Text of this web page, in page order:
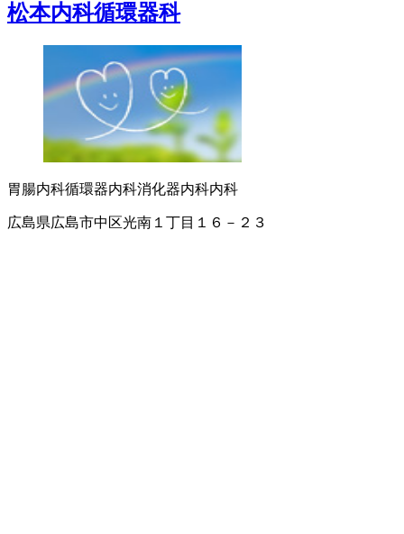
松本内科循環器科
胃腸内科循環器内科消化器内科内科
広島県広島市中区光南１丁目１６－２３